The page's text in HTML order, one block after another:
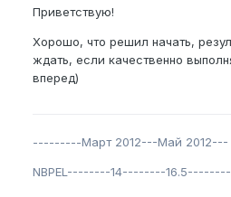
Приветствую!
Хорошо, что решил начать,
ждать, если качественно
вперед)
---------Март 2012---Май 2012---
NBPEL--------14--------16.5--------